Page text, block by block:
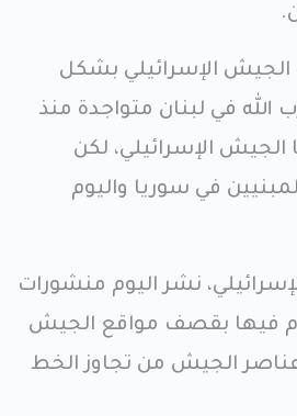
الجيش الإسرائيلي بشكل
في لبنان متواجدة منذ
الإسرائيلي، لكن
في سوريا واليوم
نشر اليوم منشورات
فيها بقصف مواقع الجيش
الجيش من تجاوز الخط